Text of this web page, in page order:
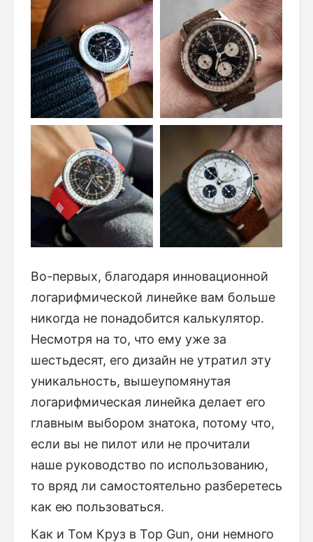
Во-первых, благодаря инновационной
логарифмической линейке вам больше
никогда не понадобится калькулятор.
Несмотря на то, что ему уже за
шестьдесят, его дизайн не утратил эту
уникальность, вышеупомянутая
логарифмическая линейка делает его
главным выбором знатока, потому что,
если вы не пилот или не прочитали
наше руководство по использованию,
то вряд ли самостоятельно разберетесь
как ею пользоваться.
Как и Том Круз в Top Gun, они немного